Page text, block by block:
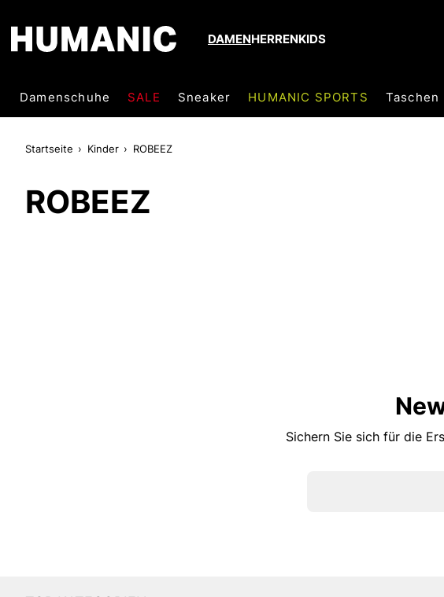
DAMENHERRENKIDS
Damenschuhe SALE Sneaker HUMANIC SPORTS Taschen
Startseite Kinder ROBEEZ
ROBEEZ
Sichern Sie sich für die